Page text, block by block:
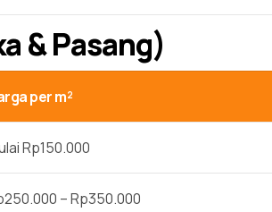
& Pasang)
per m²
Rp150.000
– Rp350.000